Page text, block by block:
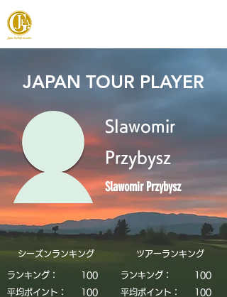
JAPAN TOUR PLAYER
Slawomir
Przybysz
Slawomir Przybysz
シーズンランキング
ランキング：
​100
平均ポイント：
​100
​ツアーランキング
ランキング：
​100
平均ポイント：
​100